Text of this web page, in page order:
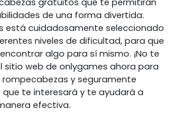
gratuitos que te permitirán
de una forma divertida.
está cuidadosamente seleccionado
niveles de dificultad, para que
algo para sí mismo. ¡No te
sitio web de onlygames ahora para
y seguramente
te interesará y te ayudará a
efectiva.